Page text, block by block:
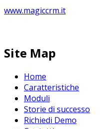
www.magiccrm.it
Site Map
Home
Caratteristiche
Moduli
Storie di successo
Richiedi Demo